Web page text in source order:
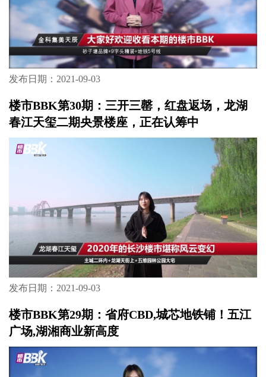
发布日期：2021-09-03
楼市BBK第31期：砂子塘小学，精装9字头！这
发布日期：2021-09-03